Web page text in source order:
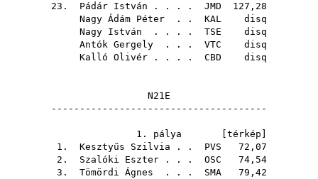
23. Pádár István . . . . JMD 127,28
Nagy Ádám Péter . . KAL disq
Nagy István . . . . TSE disq
Antók Gergely . . . VTC disq
Kalló Olivér . . . . CBD disq
N21E
--------------------------------------
1. pálya [ térkép
1. Kesztyűs Szilvia . . PVS 72,07
2. Szalóki Eszter . . . OSC 74,54
3. Tömördi Ágnes . . . SMA 79,42